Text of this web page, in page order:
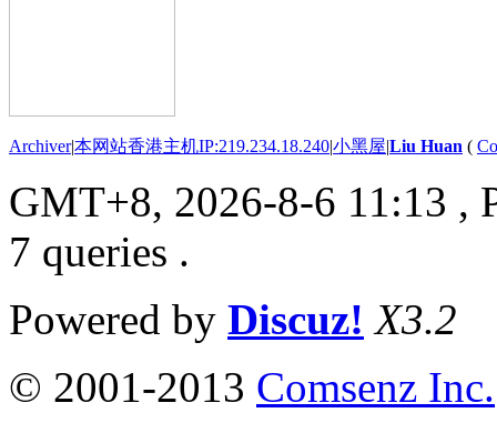
Archiver|本网站香港主机IP:219.234.18.240|小黑屋|Liu Huan (
GMT+8, 2026-8-6 11:13 ,
7 queries .
Powered by Discuz! X3.2
© 2001-2013 Comsenz Inc.